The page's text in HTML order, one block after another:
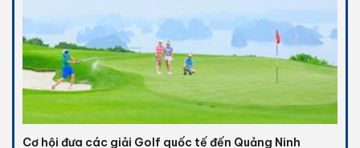
Cơ hội đưa các giải Golf quốc tế đến Quảng Ninh